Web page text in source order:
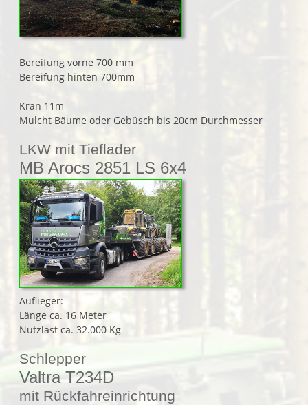
Bereifung vorne 700 mm
Bereifung hinten 700mm
Kran 11m
Mulcht Bäume oder Gebüsch bis 20cm Durchmesser
LKW mit Tieflader
MB Arocs 2851 LS 6x4
Auflieger:
Länge ca. 16 Meter
Nutzlast ca. 32.000 Kg
Schlepper
Valtra T234D
mit Rückfahreinrichtung